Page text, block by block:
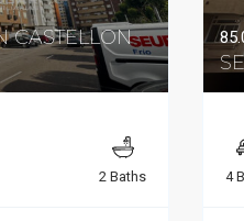
CASTELLON
2 Baths 4